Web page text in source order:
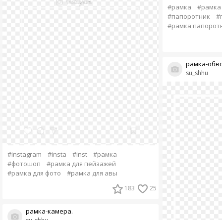
#instagram #insta #inst
#рамка
#фотошоп
#рамка для пейзажей
#рамка для фото
#рамка для авы
183 25
рамка-камера.
#рамка
#рамка
#папоротник
#рамка
su_shhu
рамка-